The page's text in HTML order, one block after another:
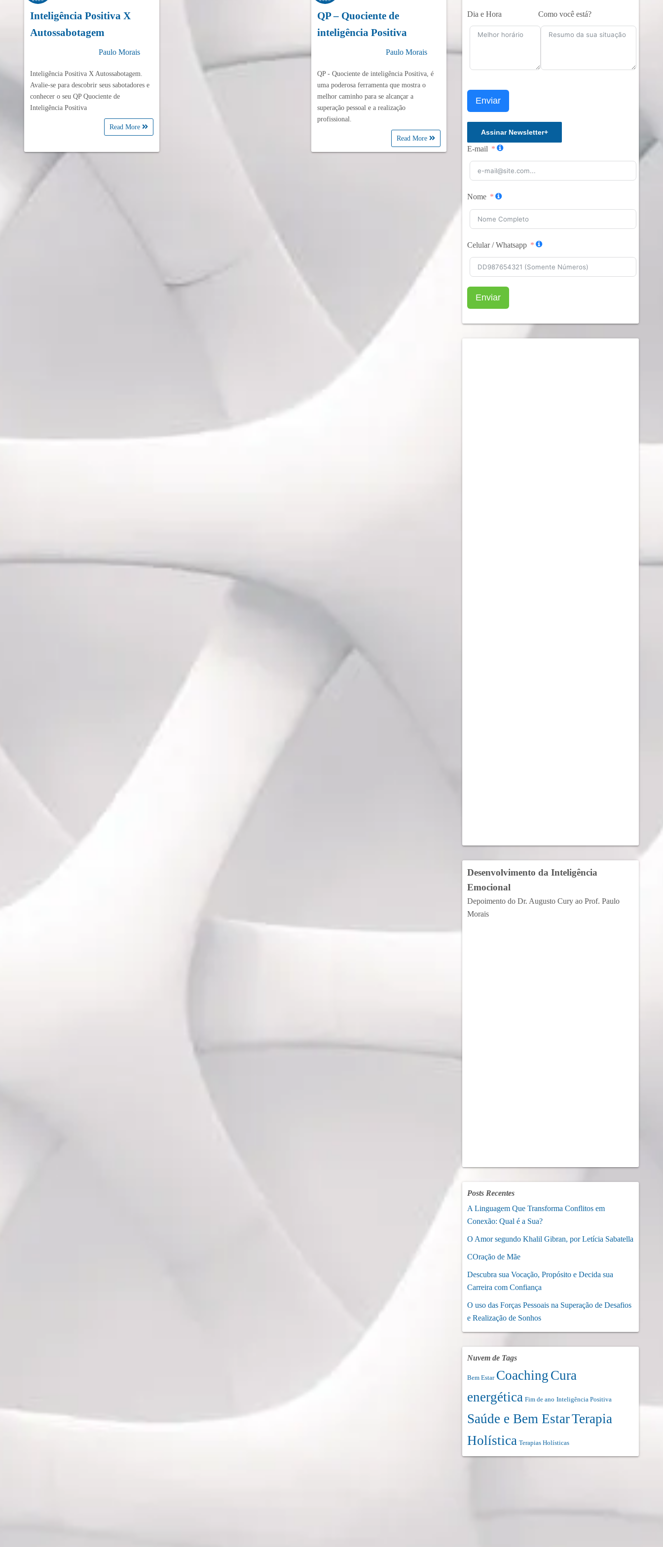
Inteligência Positiva X
Autossabotagem
Paulo Morais
Inteligência Positiva X Autossabotagem.
Avalie-se para descobrir seus sabotadores e
conhecer o seu QP Quociente de
Inteligência Positiva
Read More
QP – Quociente de
inteligência Positiva
Paulo Morais
QP - Quociente de inteligência Positiva, é
uma poderosa ferramenta que mostra o
melhor caminho para se alcançar a
superação pessoal e a realização
profissional.
Read More
Dia e Hora Como você está?
Enviar
Assinar Newsletter+
E-mail
Nome
Celular / Whatsapp
Enviar
Desenvolvimento da Inteligência
Emocional
Depoimento do Dr. Augusto Cury ao Prof. Paulo
Morais
Posts Recentes
A Linguagem Que Transforma Conflitos em
Conexão: Qual é a Sua?
O Amor segundo Khalil Gibran, por Letícia Sabatella
COração de Mãe
Descubra sua Vocação, Propósito e Decida sua
Carreira com Confiança
O uso das Forças Pessoais na Superação de Desafios
e Realização de Sonhos
Nuvem de Tags
Bem Estar Coaching Cura
energética Fim de ano Inteligência Positiva
Saúde e Bem EstarTerapia
Holística Terapias Holísticas